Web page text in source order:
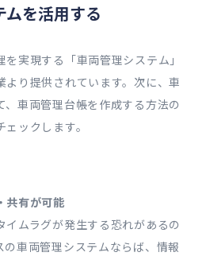
を活用する
実現する「車両管理システム」
より提供されています。次に、車
車両管理台帳を作成する方法の
ックします。
共有が可能
ムラグが発生する恐れがあるの
の車両管理システムならば、情報